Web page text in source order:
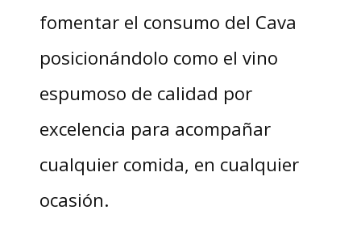
fomentar el consumo del Cava
posicionándolo como el vino
espumoso de calidad por
excelencia para acompañar
cualquier comida, en cualquier
ocasión.